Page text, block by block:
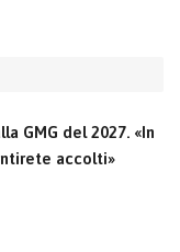
GMG del 2027. «In
accolti»